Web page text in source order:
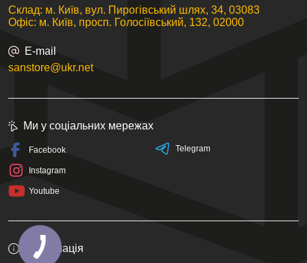
Склад: м. Київ, вул. Пирогівський шлях, 34, 03083
Офіс: м. Київ, просп. Голосіївський, 132, 02000
E-mail
sanstore@ukr.net
Інформація
Ми у соціальних мережах
Facebook
Instagram
Youtube
Telegram